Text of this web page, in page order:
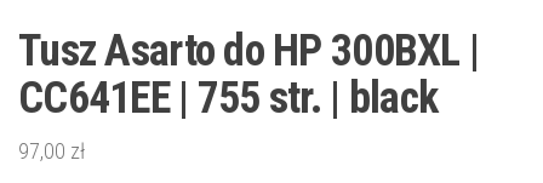
Tusz Asarto do HP 300BXL |
CC641EE | 755 str. | black
97,00 zł